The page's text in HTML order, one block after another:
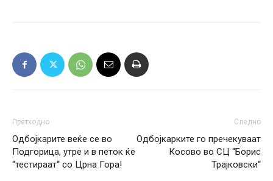
Претходно
Одбојкарите веќе се во
Подгорица, утре и в петок ќе
“тестираат“ со Црна Гора!
Следно
Одбојкарките го пречекуваат
Косово во СЦ “Борис
Трајковски“